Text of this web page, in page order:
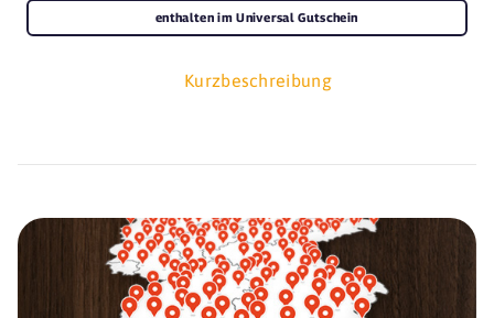
Kurzbeschreibung
enthalten im Universal Gutschein